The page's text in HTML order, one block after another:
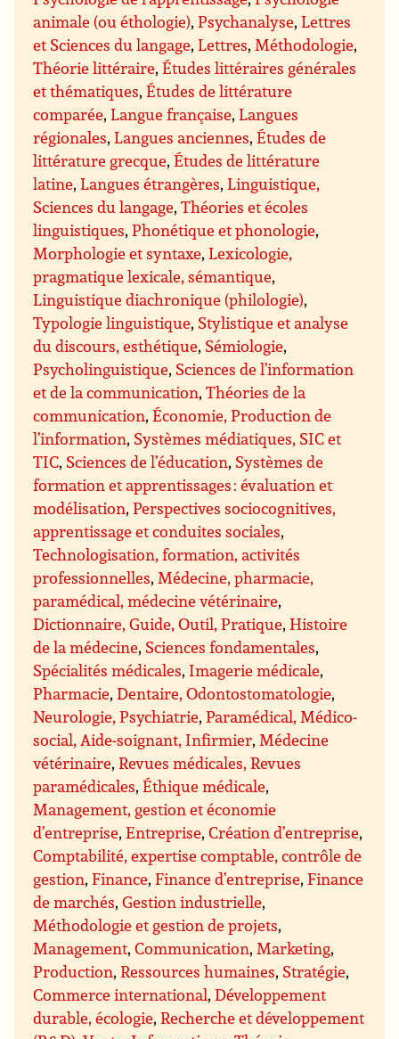
animale (ou éthologie),Psychanalyse,Lettres
et Sciences du langage,Lettres, Méthodologie,
Théorie littéraire,Études littéraires générales
et thématiques,Études de littérature
comparée,Langue française,Langues
régionales,Langues anciennes,Études de
littérature grecque,Études de littérature
latine,Langues étrangères,Linguistique,
Sciences du langage,Théories et écoles
linguistiques,Phonétique et phonologie,
Morphologie et syntaxe,Lexicologie,
pragmatique lexicale, sémantique,
Linguistique diachronique (philologie),
Typologie linguistique, Stylistique et analyse
du discours, esthétique, Sémiologie,
Psycholinguistique, Sciences de l’information
et de la communication,Théories de la
communication,Économie, Production de
l’information, Systèmes médiatiques, SIC et
TIC, Sciences de l’éducation, Systèmes de
formation et apprentissages : évaluation et
modélisation,Perspectives sociocognitives,
apprentissage et conduites sociales,
Technologisation, formation, activités
professionnelles, Médecine, pharmacie,
paramédical, médecine vétérinaire,
Dictionnaire, Guide, Outil, Pratique,Histoire
de la médecine, Sciences fondamentales,
Spécialités médicales, Imagerie médicale,
Pharmacie,Dentaire, Odontostomatologie,
Neurologie, Psychiatrie,Paramédical, Médico-
social, Aide-soignant, Infirmier, Médecine
vétérinaire,Revues médicales, Revues
paramédicales,Éthique médicale,
Management, gestion et économie
d’entreprise,Entreprise,Création d’entreprise,
Comptabilité, expertise comptable, contrôle de
gestion,Finance,Finance d’entreprise,Finance
de marchés,Gestion industrielle,
Méthodologie et gestion de projets,
Management,Communication, Marketing,
Production,Ressources humaines, Stratégie,
Commerce international,Développement
durable, écologie,Recherche et développement